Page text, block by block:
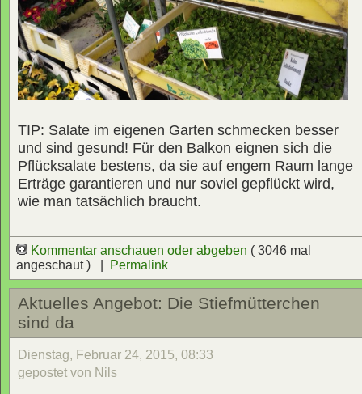
TIP: Salate im eigenen Garten schmecken besser
und sind gesund! Für den Balkon eignen sich die
Pflücksalate bestens, da sie auf engem Raum lange
Erträge garantieren und nur soviel gepflückt wird,
wie man tatsächlich braucht.
Kommentar anschauen oder abgeben ( 3046 mal
angeschaut ) |
Permalink
Aktuelles Angebot: Die Stiefmütterchen
sind da
Dienstag, Februar 24, 2015, 08:33
gepostet von Nils